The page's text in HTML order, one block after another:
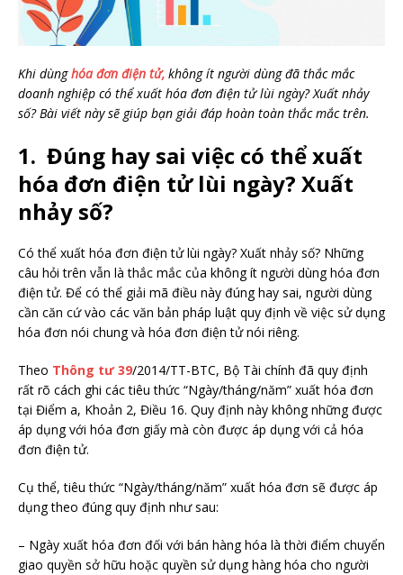
Khi dùnghóa đơn điện tử, không ít người dùng đã thắc mắc
doanh nghiệp có thể xuất hóa đơn điện tử lùi ngày? Xuất nhảy
số? Bài viết này sẽ giúp bạn giải đáp hoàn toàn thắc mắc trên.
1. Đúng hay sai việc có thể xuất
hóa đơn điện tử lùi ngày? Xuất
nhảy số?
Có thể xuất hóa đơn điện tử lùi ngày? Xuất nhảy số? Những
câu hỏi trên vẫn là thắc mắc của không ít người dùng hóa đơn
điện tử. Để có thể giải mã điều này đúng hay sai, người dùng
cần căn cứ vào các văn bản pháp luật quy định về việc sử dụng
hóa đơn nói chung và hóa đơn điện tử nói riêng.
Theo Thông tư 39/2014/TT-BTC, Bộ Tài chính đã quy định
rất rõ cách ghi các tiêu thức “Ngày/tháng/năm” xuất hóa đơn
tại Điểm a, Khoản 2, Điều 16. Quy định này không những được
áp dụng với hóa đơn giấy mà còn được áp dụng với cả hóa
đơn điện tử.
Cụ thể, tiêu thức “Ngày/tháng/năm” xuất hóa đơn sẽ được áp
dụng theo đúng quy định như sau:
– Ngày xuất hóa đơn đối với bán hàng hóa là thời điểm chuyển
giao quyền sở hữu hoặc quyền sử dụng hàng hóa cho người